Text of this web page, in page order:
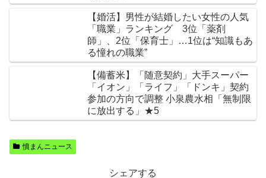
【婚活】男性が結婚したい女性の人気
「職業」ランキング 3位「薬剤
師」、2位「保育士」…1位は“知識もあ
る憧れの職業”
【備蓄米】「随意契約」大手スーパー
「イオン」「ライフ」「ドンキ」契約
参加の方向で調整 小泉農水相「無制限
に放出する」★5
憤まんニュース
シェアする